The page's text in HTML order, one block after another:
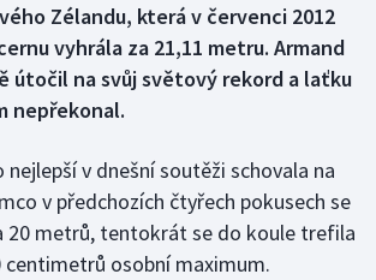
Zélandu, která v červenci 2012
vyhrála za 21,11 metru. Armand
útočil na svůj světový rekord a laťku
nepřekonal.
v dnešní soutěži schovala na
v předchozích čtyřech pokusech se
20 metrů, tentokrát se do koule trefila
centimetrů osobní maximum.